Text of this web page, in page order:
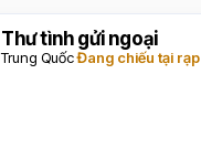
Thư tình gửi ngoại
Trung QuốcĐang chiếu tại rạp